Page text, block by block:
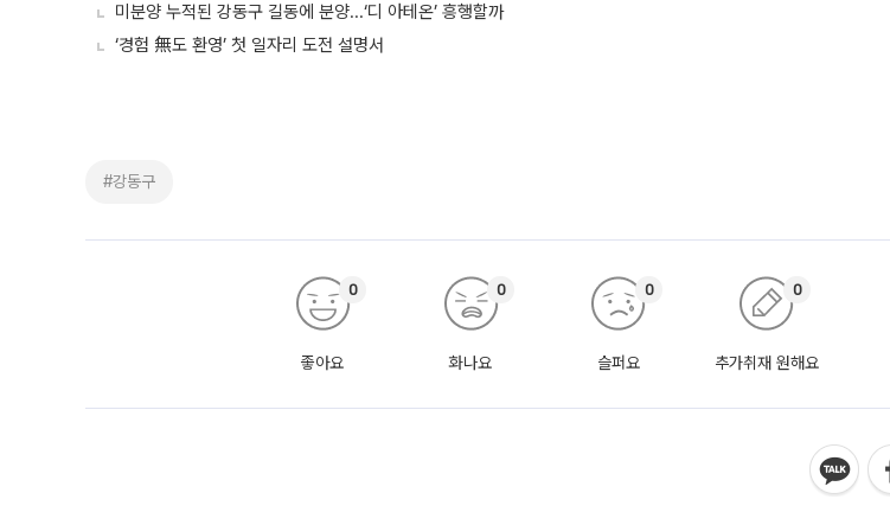
미분양 누적된 강동구 길동에 분양...‘디 아테온’ 흥행할까
‘경험 無도 환영’ 첫 일자리 도전 설명서
#강동구
좋아요
0
화나요
0
슬퍼요
0
추가취재 원해요
0